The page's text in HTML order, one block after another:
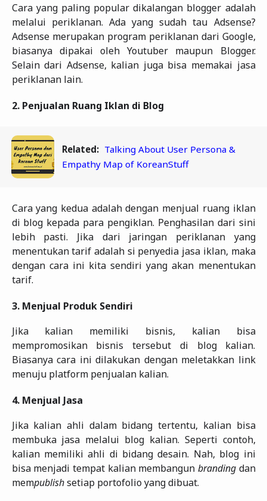
Cara yang paling popular dikalangan blogger adalah
melalui periklanan. Ada yang sudah tau Adsense?
Adsense merupakan program periklanan dari Google,
biasanya dipakai oleh Youtuber maupun Blogger.
Selain dari Adsense, kalian juga bisa memakai jasa
periklanan lain.
2. Penjualan Ruang Iklan di Blog
Related: Talking About User Persona &
Empathy Map of KoreanStuff
Cara yang kedua adalah dengan menjual ruang iklan
di blog kepada para pengiklan. Penghasilan dari sini
lebih pasti. Jika dari jaringan periklanan yang
menentukan tarif adalah si penyedia jasa iklan, maka
dengan cara ini kita sendiri yang akan menentukan
tarif.
3. Menjual Produk Sendiri
Jika kalian memiliki bisnis, kalian bisa
mempromosikan bisnis tersebut di blog kalian.
Biasanya cara ini dilakukan dengan meletakkan link
menuju platform penjualan kalian.
4. Menjual Jasa
Jika kalian ahli dalam bidang tertentu, kalian bisa
membuka jasa melalui blog kalian. Seperti contoh,
kalian memiliki ahli di bidang desain. Nah, blog ini
bisa menjadi tempat kalian membangun brandingdan
mempublishsetiap portofolio yang dibuat.